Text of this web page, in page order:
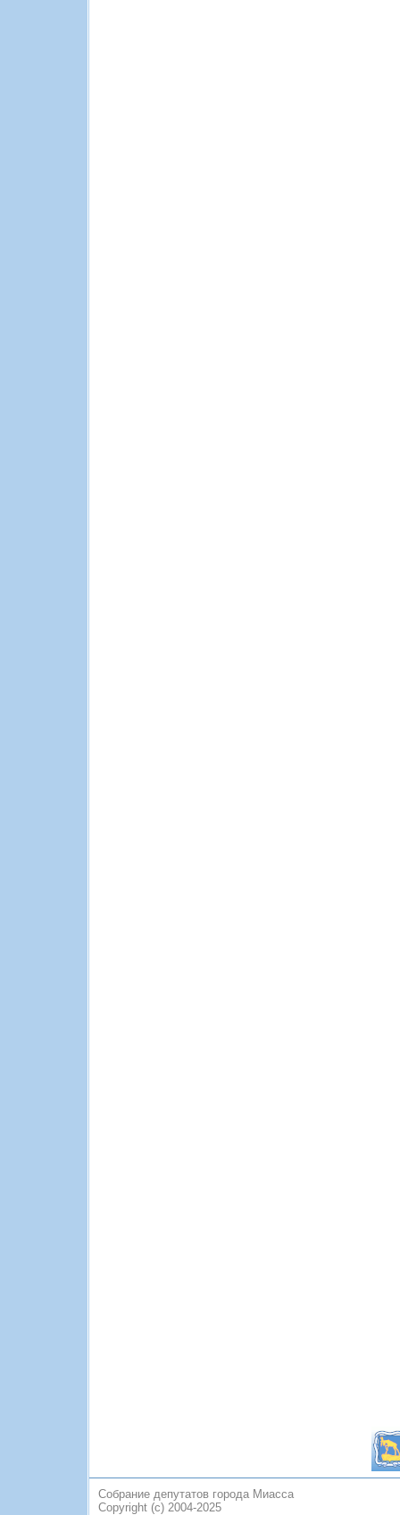
Собрание депутатов города Миасса
Copyright (c) 2004-2025